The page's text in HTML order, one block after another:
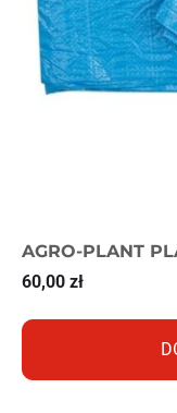
AGRO-PLANT
60,00 zł